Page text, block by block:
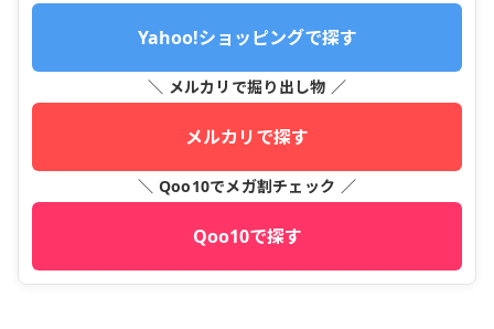
Yahoo!ショッピングで探す
＼ メルカリで掘り出し物 ／
メルカリで探す
＼ Qoo10でメガ割チェック ／
Qoo10で探す